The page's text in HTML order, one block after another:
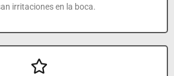
irritaciones en la boca.